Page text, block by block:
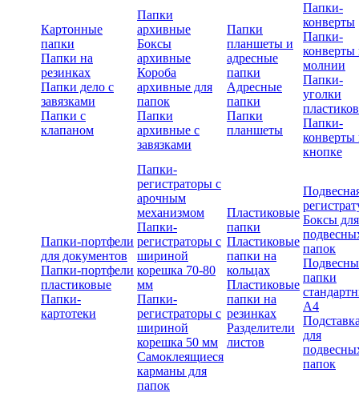
Картонные
папки
Папки на
резинках
Папки дело с
завязками
Папки с
клапаном
Папки
архивные
Боксы
архивные
Короба
архивные для
папок
Папки
архивные с
завязками
Папки
планшеты и
адресные
папки
Адресные
папки
Папки
планшеты
Папки-
конверты
Папки-
конверты
молнии
Папки-
уголки
Папки-
конверты
кнопке
Папки-портфели
для документов
Папки-портфели
пластиковые
Папки-
картотеки
Папки-
регистраторы с
арочным
механизмом
Папки-
регистраторы с
шириной
корешка 70-80
мм
Папки-
регистраторы с
шириной
корешка 50 мм
Самоклеящиеся
карманы для
папок
Пластиковые
папки
Пластиковые
папки на
кольцах
Пластиковые
папки на
резинках
Разделители
листов
Боксы для
папок
папки
А4
для
папок